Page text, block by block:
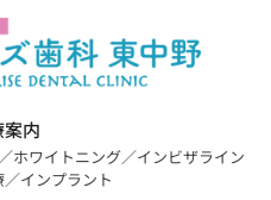
内
ホワイトニング／インビザライン
インプラント